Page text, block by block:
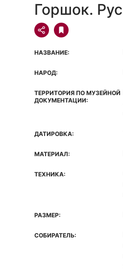
Горшок.
НАЗВАНИЕ:
НАРОД:
ТЕРРИТОРИЯ ПО МУЗЕЙНОЙ
ДОКУМЕНТАЦИИ:
ДАТИРОВКА:
МАТЕРИАЛ:
ТЕХНИКА:
РАЗМЕР:
СОБИРАТЕЛЬ: